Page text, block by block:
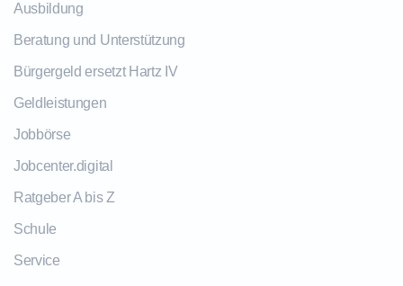
Ausbildung
Beratung und Unterstützung
Bürgergeld ersetzt Hartz IV
Geldleistungen
Jobbörse
Jobcenter.digital
Ratgeber A bis Z
Schule
Service